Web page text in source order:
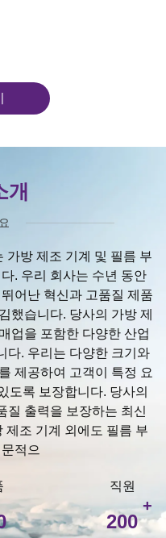
개
방 제조 기계 및 필름 부
. 우리 회사는 수년 동안
어난 혁신과 고품질 제품
했습니다. 당사의 가방 제
업을 포함한 다양한 산업
다. 우리는 다양한 크기와
제공하여 고객이 특정 요
도록 보장합니다. 당사의
질 출력을 보장하는 최신
제조 기계 외에도 필름 부
적으
직원
200
+